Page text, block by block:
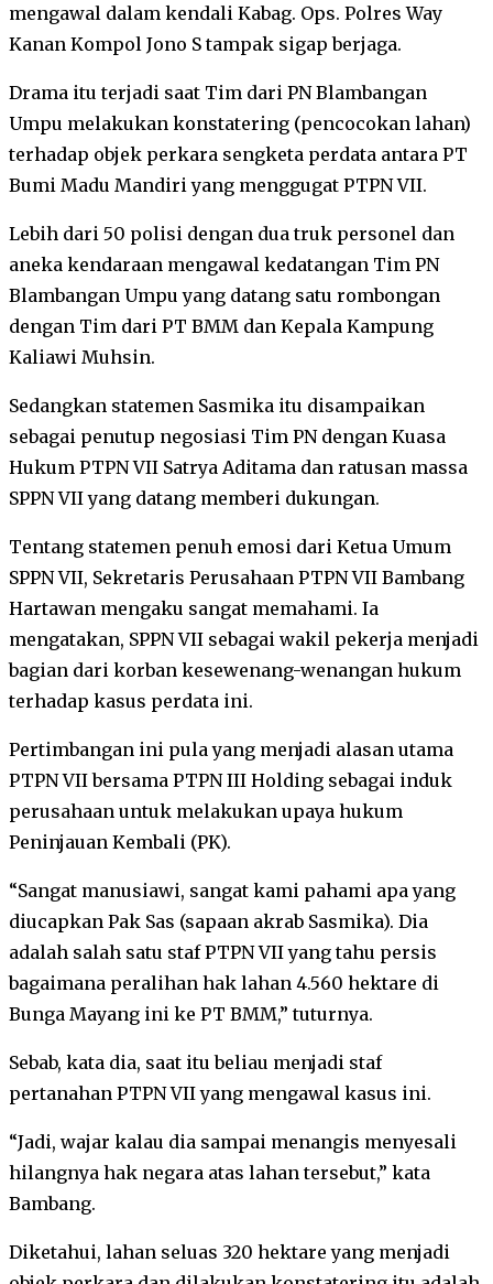
mengawal dalam kendali Kabag. Ops. Polres Way
Kanan Kompol Jono S tampak sigap berjaga.
Drama itu terjadi saat Tim dari PN Blambangan
Umpu melakukan konstatering (pencocokan lahan)
terhadap objek perkara sengketa perdata antara PT
Bumi Madu Mandiri yang menggugat PTPN VII.
Lebih dari 50 polisi dengan dua truk personel dan
aneka kendaraan mengawal kedatangan Tim PN
Blambangan Umpu yang datang satu rombongan
dengan Tim dari PT BMM dan Kepala Kampung
Kaliawi Muhsin.
Sedangkan statemen Sasmika itu disampaikan
sebagai penutup negosiasi Tim PN dengan Kuasa
Hukum PTPN VII Satrya Aditama dan ratusan massa
SPPN VII yang datang memberi dukungan.
Tentang statemen penuh emosi dari Ketua Umum
SPPN VII, Sekretaris Perusahaan PTPN VII Bambang
Hartawan mengaku sangat memahami. Ia
mengatakan, SPPN VII sebagai wakil pekerja menjadi
bagian dari korban kesewenang-wenangan hukum
terhadap kasus perdata ini.
Pertimbangan ini pula yang menjadi alasan utama
PTPN VII bersama PTPN III Holding sebagai induk
perusahaan untuk melakukan upaya hukum
Peninjauan Kembali (PK).
“Sangat manusiawi, sangat kami pahami apa yang
diucapkan Pak Sas (sapaan akrab Sasmika). Dia
adalah salah satu staf PTPN VII yang tahu persis
bagaimana peralihan hak lahan 4.560 hektare di
Bunga Mayang ini ke PT BMM,” tuturnya.
Sebab, kata dia, saat itu beliau menjadi staf
pertanahan PTPN VII yang mengawal kasus ini.
“Jadi, wajar kalau dia sampai menangis menyesali
hilangnya hak negara atas lahan tersebut,” kata
Bambang.
Diketahui, lahan seluas 320 hektare yang menjadi